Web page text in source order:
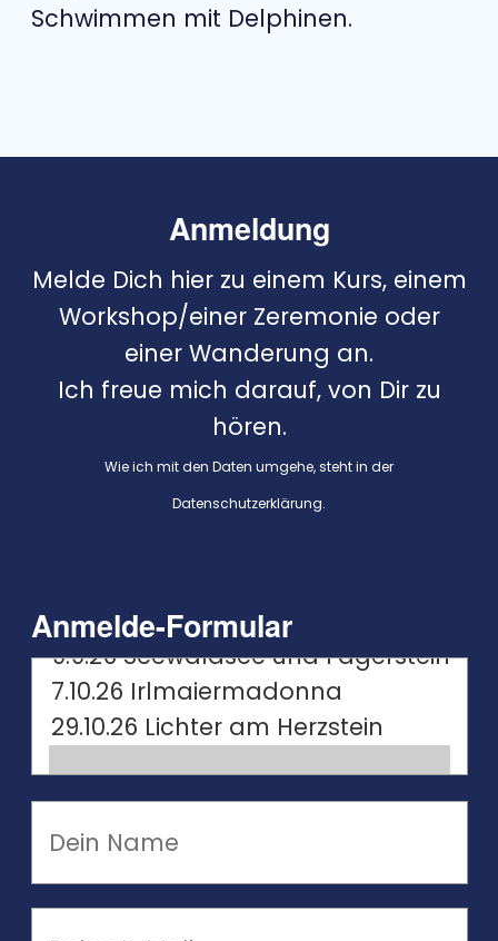
Schwimmen mit Delphinen.
Anmeldung
Melde Dich hier zu einem Kurs, einem
Workshop/einer Zeremonie oder
einer Wanderung an.
Ich freue mich darauf, von Dir zu
hören.
Wie ich mit den Daten umgehe, steht in der
Datenschutzerklärung.
Anmelde-Formular